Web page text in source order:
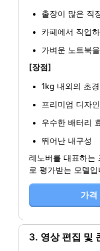
출장이 많은 직
카페에서 작업
가벼운 노트북
[장점]
1kg 내외의 초
프리미엄 디자인
우수한 배터리
뛰어난 내구성
레노버를 대표하는
로 평가받는 모델입
가격
3. 영상 편집 및